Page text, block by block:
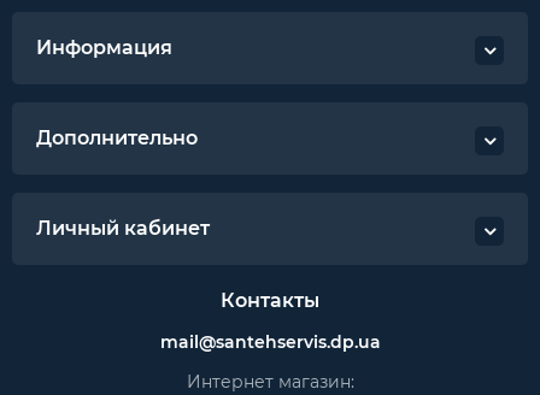
Информация
Дополнительно
Личный кабинет
Контакты
mail@santehservis.dp.ua
Интернет магазин: